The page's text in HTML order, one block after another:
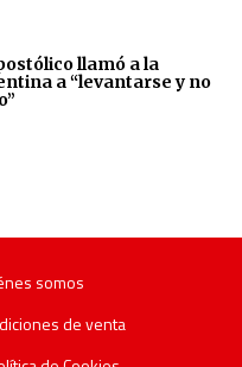
llamó a la
a “levantarse y no
somos
de venta